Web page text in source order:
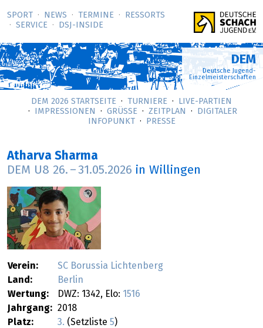
SPORT NEWS TERMINE
RESSORTS
SERVICE
DSJ-­INSIDE
DEM
Deutsche Jugend-
Einzelmeisterschaften
DEM 2026 STARTSEITE TURNIERE
LIVE-PARTIEN
IMPRESSIONEN
GRÜSSE ZEITPLAN
DIGITALER
INFOPUNKT
PRESSE
Atharva Sharma
DEM U8 26. – 31.05.2026 in Willingen
Verein:
SC Borussia Lichtenberg
Land:
Berlin
Wertung:
DWZ: 1342, Elo: 1516
Jahrgang: 2018
Platz:
3. (Setzliste 5)